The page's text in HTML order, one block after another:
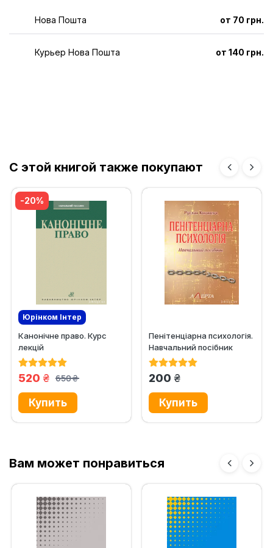
Нова Пошта от 70 грн.
Курьер Нова Пошта от 140 грн.
С этой книгой также покупают
Юрінком Iнтер
Канонічне право. Курс
лекцій
-20%
650
грн.
520 грн.
Пенітенціарна психологія.
Навчальний посібник
200 грн.
Вам может понравиться